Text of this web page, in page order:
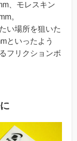
、モレスキン
。
い場所を狙いた
といったよう
フリクションボ